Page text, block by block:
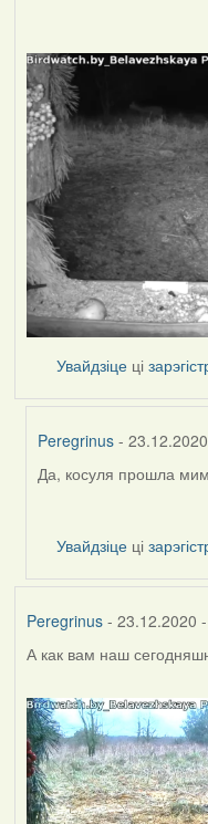
Увайдзіце ці
Peregrinus -
In
Да, косуля прошла
Увайдзіце ці
Peregrinus- 23.12.2020
А как вам наш